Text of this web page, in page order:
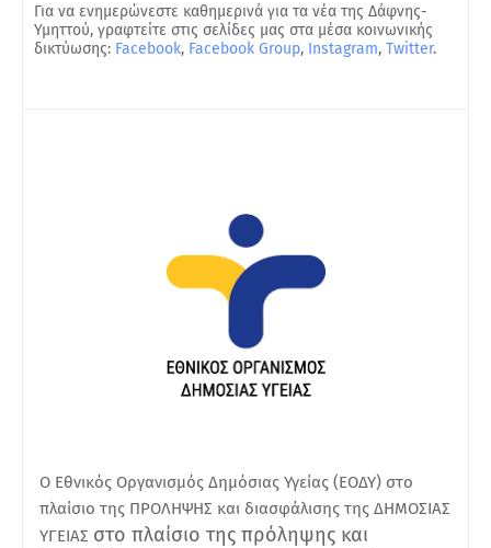
Για να ενημερώνεστε καθημερινά για τα νέα της Δάφνης-
Υμηττού, γραφτείτε στις σελίδες μας στα μέσα κοινωνικής
δικτύωσης: Facebook, Facebook Group, Instagram, Twitter.
O Εθνικός Οργανισμός Δημόσιας Υγείας (ΕΟΔΥ) στο
πλαίσιο της ΠΡΟΛΗΨΗΣ και διασφάλισης της ΔΗΜΟΣΙΑΣ
ΥΓΕΙΑΣ στο πλαίσιο της πρόληψης και